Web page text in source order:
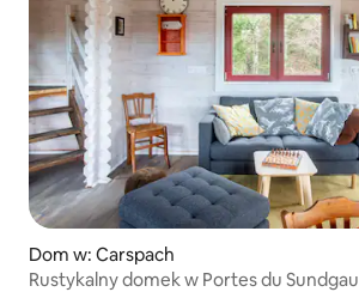
Dom w: Carspach
Rustykalny domek w Portes du Sundgau